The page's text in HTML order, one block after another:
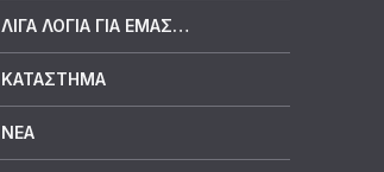
ΛΊΓΑ ΛΌΓΙΑ ΓΙΑ ΕΜΆΣ…
ΚΑΤΆΣΤΗΜΑ
ΝΈΑ